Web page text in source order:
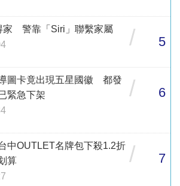
家 警靠「Siri」聯繫家屬
/ 5
圖卡竟出現五星國徽 都發
緊急下架
/ 6
中OUTLET名牌包下殺1.2折
算
/ 7